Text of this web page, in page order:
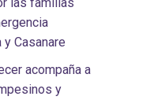
y Casanare
acompaña a
y